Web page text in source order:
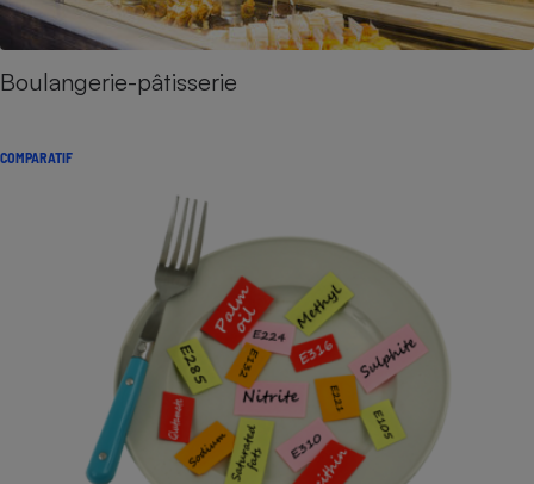
Boulangerie-pâtisserie
COMPARATIF